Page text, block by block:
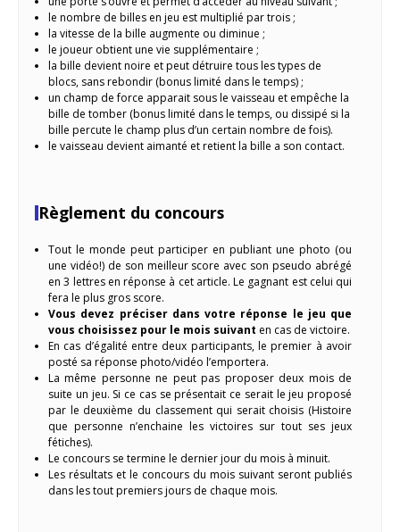
le nombre de billes en jeu est multiplié par trois ;
la vitesse de la bille augmente ou diminue ;
le joueur obtient une vie supplémentaire ;
la bille devient noire et peut détruire tous les types de
blocs, sans rebondir (bonus limité dans le temps) ;
un champ de force apparait sous le vaisseau et empêche la
bille de tomber (bonus limité dans le temps, ou dissipé si la
bille percute le champ plus d’un certain nombre de fois).
le vaisseau devient aimanté et retient la bille a son contact.
Règlement du concours
Tout le monde peut participer en publiant une photo (ou
une vidéo!) de son meilleur score avec son pseudo abrégé
en 3 lettres en réponse à cet article. Le gagnant est celui qui
fera le plus gros score.
Vous devez préciser dans votre réponse le jeu que
vous choisissez pour le mois suivant en cas de victoire.
En cas d’égalité entre deux participants, le premier à avoir
posté sa réponse photo/vidéo l’emportera.
La même personne ne peut pas proposer deux mois de
suite un jeu. Si ce cas se présentait ce serait le jeu proposé
par le deuxième du classement qui serait choisis (Histoire
que personne n’enchaine les victoires sur tout ses jeux
fétiches).
Le concours se termine le dernier jour du mois à minuit.
Les résultats et le concours du mois suivant seront publiés
dans les tout premiers jours de chaque mois.